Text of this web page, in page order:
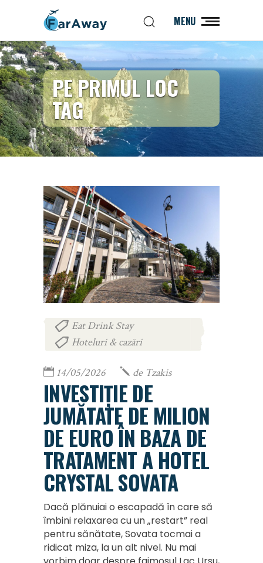
MENU
PE PRIMUL LOC
TAG
Eat Drink Stay
Hoteluri & cazări
14/05/2026 de Tzakis
INVESTIȚIE DE
JUMĂTATE DE MILION
DE EURO ÎN BAZA DE
TRATAMENT A HOTEL
CRYSTAL SOVATA
Dacă plănuiai o escapadă în care să
îmbini relaxarea cu un „restart” real
pentru sănătate, Sovata tocmai a
ridicat miza, la un alt nivel. Nu mai